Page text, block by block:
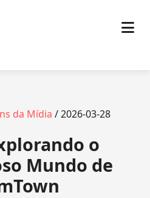
da Mídia / 2026-03-28
o
Mundo de